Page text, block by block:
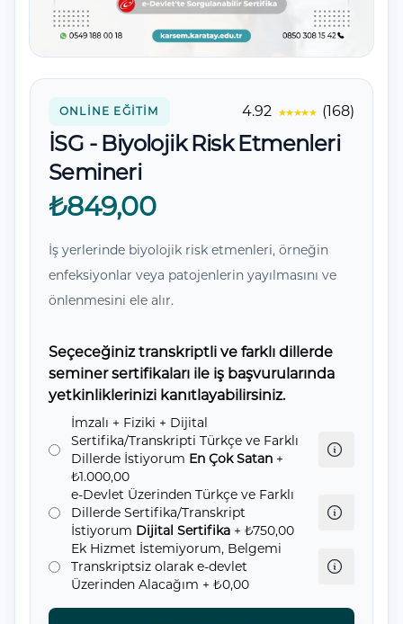
Yorumlar
ONLINE EĞITIM 4.92 (168)
İSG - Biyolojik Risk Etmenleri
Semineri
₺849,00
İş yerlerinde biyolojik risk etmenleri, örneğin
enfeksiyonlar veya patojenlerin yayılmasını ve
önlenmesini ele alır.
Seçeceğiniz transkriptli ve farklı dillerde
seminer sertifikaları ile iş başvurularında
yetkinliklerinizi kanıtlayabilirsiniz.
İmzalı + Fiziki + Dijital
Sertifika/Transkripti Türkçe ve Farklı
Dillerde İstiyorum En Çok Satan +
₺1.000,00
e-Devlet Üzerinden Türkçe ve Farklı
Dillerde Sertifika/Transkript
İstiyorum Dijital Sertifika + ₺750,00
Ek Hizmet İstemiyorum, Belgemi
Transkriptsiz olarak e-devlet
Üzerinden Alacağım + ₺0,00